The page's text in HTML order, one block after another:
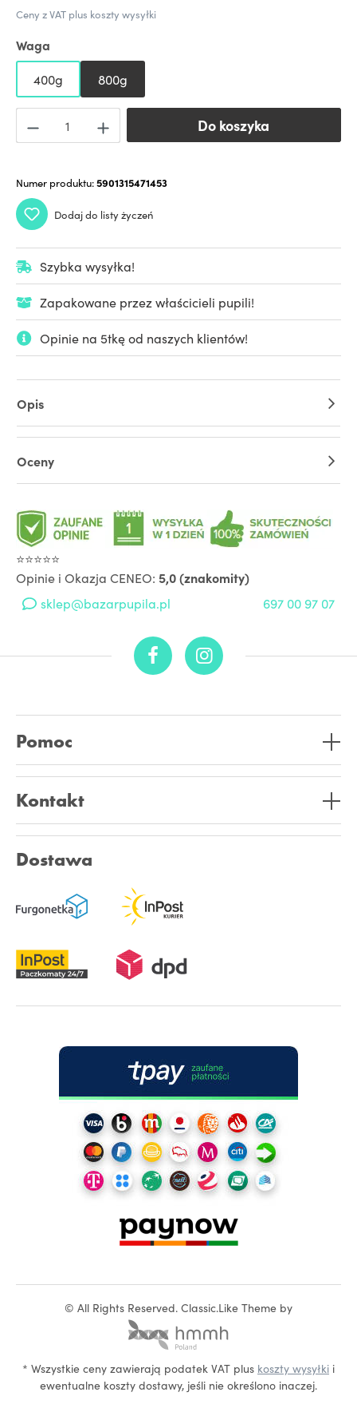
Ceny z VAT plus koszty wysyłki
Waga
400g
800g
Do koszyka
Do koszyka
Numer produktu:5901315471453
Dodaj do listy życzeń
Szybka wysyłka!
Zapakowane przez właścicieli pupili!
Opinie na 5tkę od naszych klientów!
Opis
Oceny
⭐⭐⭐⭐⭐
Opinie i Okazja CENEO: 5,0 (znakomity)
sklep@bazarpupila.pl
697 00 97 07
Pomoc
Kontakt
Dostawa
© All Rights Reserved. Classic.Like Theme by
* Wszystkie ceny zawierają podatek VAT plus koszty wysyłki i
ewentualne koszty dostawy, jeśli nie określono inaczej.